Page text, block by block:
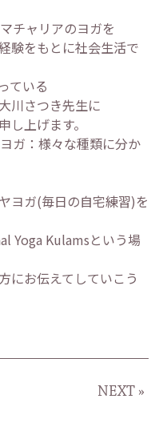
チャリアのヨガを
験をもとに社会生活で
ている
川さつき先生に
し上げます。
ガ：様々な種類に分か
ヨガ(毎日の自宅練習)を
Yoga Kulamsという場
にお伝えてしていこう
NEXT »